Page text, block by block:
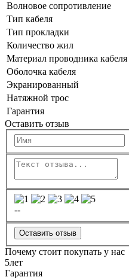
Волновое сопротивление
Тип кабеля
Тип прокладки
Количество жил
Материал проводника кабеля
Оболочка кабеля
Экранированный
Натяжной трос
Гарантия
Оставить отзыв
--
Оставить отзыв
Почему стоит покупать у нас
5лет
Гарантия